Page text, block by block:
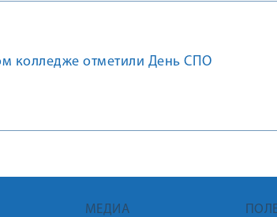
колледже отметили День СПО
МЕДИА